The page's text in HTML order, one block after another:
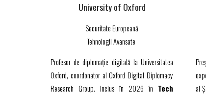
University of Oxford
Securitate Europeană
Tehnologii Avansate
Profesor de diplomație digitală la Universitatea
Oxford, coordonator al Oxford Digital Diplomacy
Research Group. Inclus în 2026 în Tech
al